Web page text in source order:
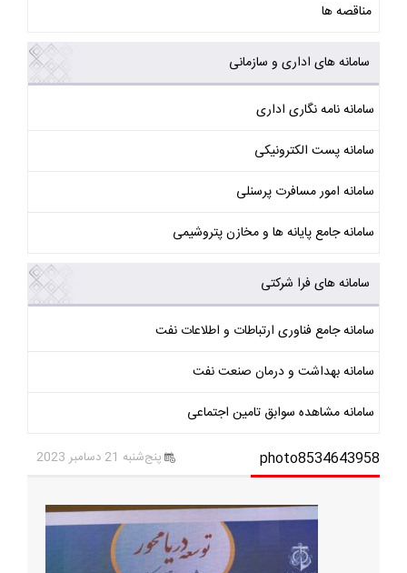
مناقصه ها
سامانه های اداری و سازمانی
سامانه نامه نگاری اداری
سامانه پست الکترونیکی
سامانه امور مسافرت پرسنلی
سامانه جامع پایانه ها و مخازن پتروشیمی
سامانه های فرا شرکتی
سامانه جامع فناوری ارتباطات و اطلاعات نفت
سامانه بهداشت و درمان صنعت نفت
سامانه مشاهده سوابق تامین اجتماعی
photo8534643958 پنج‌شنبه 21 دسامبر 2023